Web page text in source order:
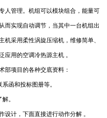
人管理。机组可以模块组合，能量可
而实现自动调节，当其中一台机组出
机采用柔性涡旋压缩机，维修简单、
应用的空调冷热源主机 。
部项目的各种交底资料：
函和投标图册等。
。
设计，下面直接进行动作分解 。